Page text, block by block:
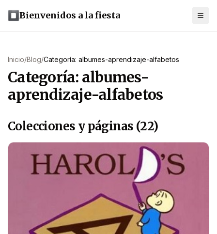
Bienvenidos a la fiesta
Inicio/Blog/Categoría: albumes-aprendizaje-alfabetos
Categoría: albumes-
aprendizaje-alfabetos
Colecciones y páginas (22)